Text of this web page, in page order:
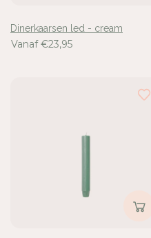
Dinerkaarsen led - cream
Vanaf €23,95